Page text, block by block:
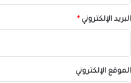
البريد الإلكتروني *
الموقع الإلكتروني